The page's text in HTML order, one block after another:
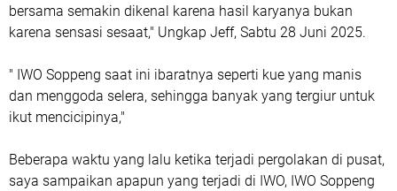
bersama semakin dikenal karena hasil karyanya bukan
karena sensasi sesaat," Ungkap Jeff, Sabtu 28 Juni 2025.
" IWO Soppeng saat ini ibaratnya seperti kue yang manis
dan menggoda selera, sehingga banyak yang tergiur untuk
ikut mencicipinya,"
Beberapa waktu yang lalu ketika terjadi pergolakan di pusat,
saya sampaikan apapun yang terjadi di IWO, IWO Soppeng